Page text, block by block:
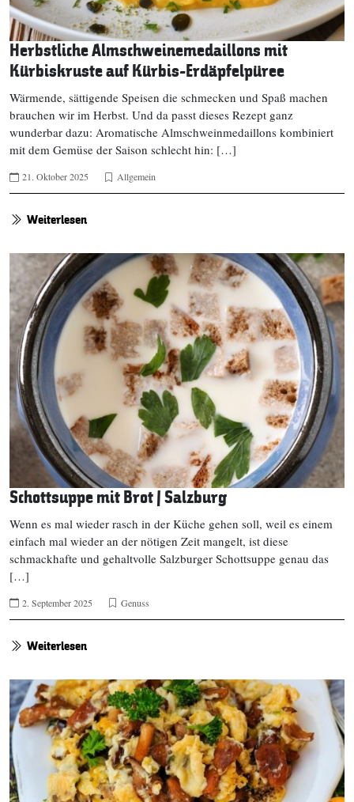
Herbstliche Almschweinemedaillons mit
Kürbiskruste auf Kürbis-Erdäpfelpüree
Wärmende, sättigende Speisen die schmecken und Spaß machen
brauchen wir im Herbst. Und da passt dieses Rezept ganz
wunderbar dazu: Aromatische Almschweinmedaillons kombiniert
mit dem Gemüse der Saison schlecht hin: […]
21. Oktober 2025 Allgemein
Weiterlesen
Schottsuppe mit Brot | Salzburg
Wenn es mal wieder rasch in der Küche gehen soll, weil es einem
einfach mal wieder an der nötigen Zeit mangelt, ist diese
schmackhafte und gehaltvolle Salzburger Schottsuppe genau das
[…]
2. September 2025 Genuss
Weiterlesen